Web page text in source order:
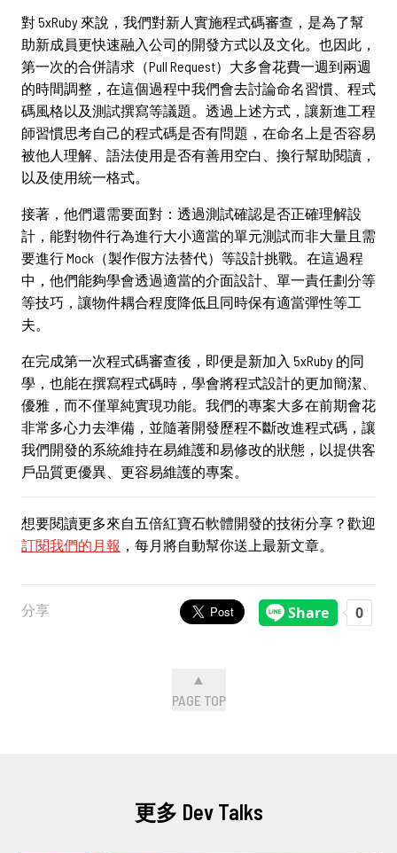
對 5xRuby 來說，我們對新人實施程式碼審查，是為了幫
助新成員更快速融入公司的開發方式以及文化。也因此，
第一次的合併請求（Pull Request）大多會花費一週到兩週
的時間調整，在這個過程中我們會去討論命名習慣、程式
碼風格以及測試撰寫等議題。透過上述方式，讓新進工程
師習慣思考自己的程式碼是否有問題，在命名上是否容易
被他人理解、語法使用是否有善用空白、換行幫助閱讀，
以及使用統一格式。
接著，他們還需要面對：透過測試確認是否正確理解設
計，能對物件行為進行大小適當的單元測試而非大量且需
要進行 Mock（製作假方法替代）等設計挑戰。在這過程
中，他們能夠學會透過適當的介面設計、單一責任劃分等
等技巧，讓物件耦合程度降低且同時保有適當彈性等工
夫。
在完成第一次程式碼審查後，即便是新加入 5xRuby 的同
學，也能在撰寫程式碼時，學會將程式設計的更加簡潔、
優雅，而不僅單純實現功能。我們的專案大多在前期會花
非常多心力去準備，並隨著開發歷程不斷改進程式碼，讓
我們開發的系統維持在易維護和易修改的狀態，以提供客
戶品質更優異、更容易維護的專案。
想要閱讀更多來自五倍紅寶石軟體開發的技術分享？歡迎
訂閱我們的月報 ，每月將自動幫你送上最新文章。
分享
▲
PAGE TOP
更多 Dev Talks